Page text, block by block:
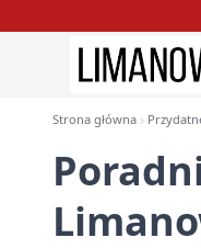
Strona główna